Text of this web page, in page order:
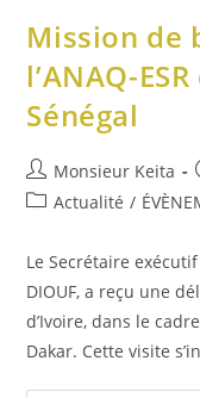
Mission de
l’ANAQ-
Sénégal
Monsieur Keita
Actualité /
Le Secrétaire
DIOUF, a reçu une
d’Ivoire, dans le
Dakar. Cette visite